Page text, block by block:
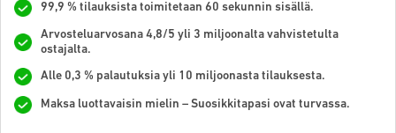
99,9 % tilauksista toimitetaan 60 sekunnin sisällä.
Arvosteluarvosana 4,8/5 yli 3 miljoonalta vahvistetulta
ostajalta.
Alle 0,3 % palautuksia yli 10 miljoonasta tilauksesta.
Maksa luottavaisin mielin – Suosikkitapasi ovat turvassa.